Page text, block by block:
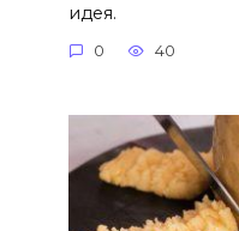
идея.
0 40